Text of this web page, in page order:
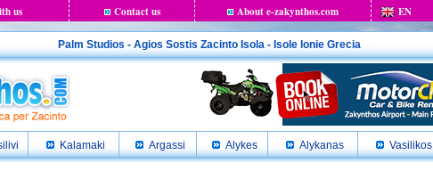
us Contact us About e-zakynthos.com EN
Palm Studios - Agios Sostis Zacinto Isola - Isole Ionie Grecia
Kalamaki Argassi Alykes Alykanas Vasilikos